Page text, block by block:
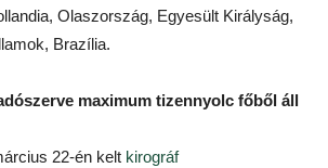
Olaszország, Egyesült Királyság,
Brazília.
maximum tizennyolc főből áll
22-én kelt kirográf